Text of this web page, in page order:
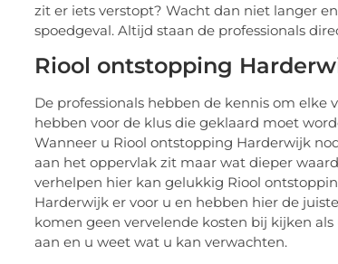
zit er iets verstopt? Wacht dan niet langer
spoedgeval. Altijd staan de professionals
Riool ontstopping
De professionals hebben de kennis om
hebben voor de klus die geklaard moet
Wanneer u Riool ontstopping Harderwijk
aan het oppervlak zit maar wat dieper
verhelpen hier kan gelukkig Riool
Harderwijk er voor u en hebben hier de
komen geen vervelende kosten bij kijken
aan en u weet wat u kan verwachten.